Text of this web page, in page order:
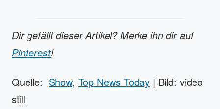
Dir gefällt dieser Artikel? Merke ihn dir auf
Pinterest!
Quelle: Show, Top News Today | Bild: video
still